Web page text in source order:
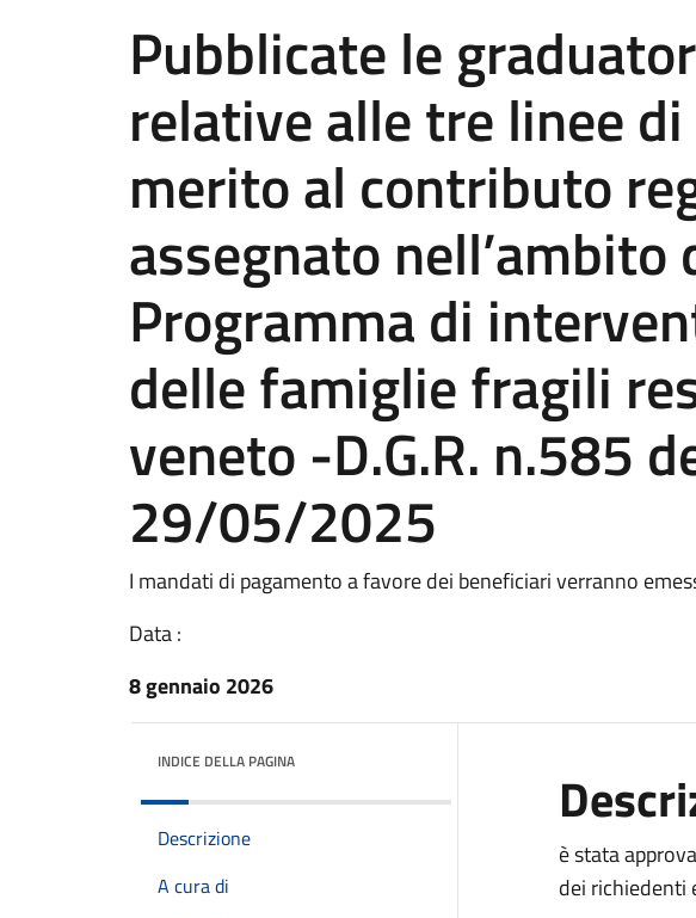
Pubblicate le
relative alle tre linee
merito al contributo
assegnato nell’ambito
Programma di
delle famiglie fragili
veneto -D.G.R. n.585
29/05/2025
I mandati di pagamento a favore dei beneficiari verranno
Data :
8 gennaio 2026
INDICE DELLA PAGINA
Descrizione
A cura di
è stata
dei richiedenti